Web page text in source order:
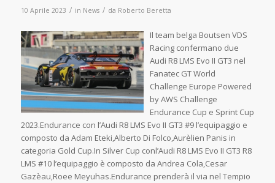
10 Aprile 2023 / in News / da Roberto Beretta
Il team belga Boutsen VDS
Racing confermano due
Audi R8 LMS Evo II GT3 nel
Fanatec GT World
Challenge Europe Powered
by AWS Challenge
Endurance Cup e Sprint Cup
2023.Endurance con l’Audi R8 LMS Evo II GT3 #9 l’equipaggio e
composto da Adam Eteki,Alberto Di Folco,Aurèlien Panis in
categoria Gold Cup.In Silver Cup conl’Audi R8 LMS Evo II GT3 R8
LMS #10 l’equipaggio è composto da Andrea Cola,Cesar
Gazèau,Roee Meyuhas.Endurance prenderà il via nel Tempio